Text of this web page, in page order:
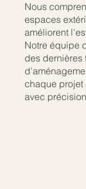
Nous
espaces
améliorent
Notre équipe
des dernières
chaque projet
avec